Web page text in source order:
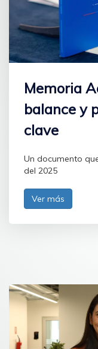
Memoria
balance y
clave
Un documento
del 2025
Ver más